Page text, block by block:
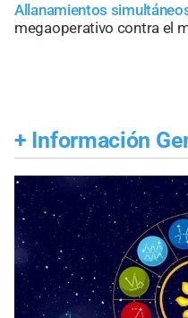
Allanamientos
megaoperativo contra el
+ Información